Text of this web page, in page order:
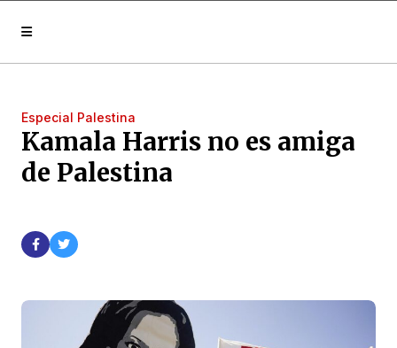
Especial Palestina
Kamala Harris no es amiga
de Palestina